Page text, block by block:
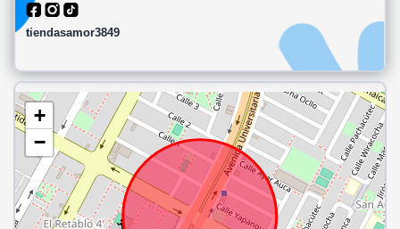
tiendasamor3849
+
−